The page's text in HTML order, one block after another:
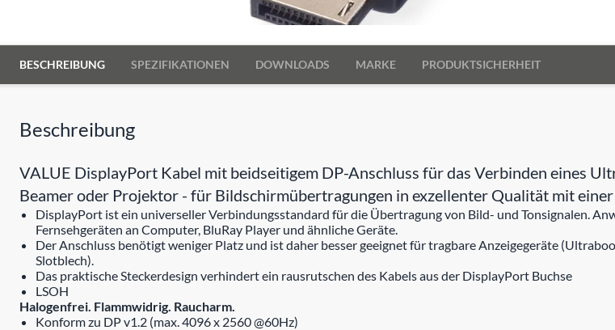
BESCHREIBUNG SPEZIFIKATIONEN DOWNLOADS MARKE PRODUKTSICHERHEIT
Beschreibung
VALUE DisplayPort Kabel mit beidseitigem DP-Anschluss für das Verbinden eines
Beamer oder Projektor - für Bildschirmübertragungen in exzellenter Qualität mit
DisplayPort ist ein universeller Verbindungsstandard für die Übertragung von Bild- und Tonsignalen.
Fernsehgeräten an Computer, BluRay Player und ähnliche Geräte.
Der Anschluss benötigt weniger Platz und ist daher besser geeignet für tragbare Anzeigegeräte
Slotblech).
Das praktische Steckerdesign verhindert ein rausrutschen des Kabels aus der DisplayPort Buchse
LSOH
Halogenfrei. Flammwidrig. Raucharm.
Konform zu DP v1.2 (max. 4096 x 2560 @60Hz)